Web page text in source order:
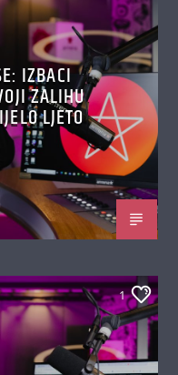
IZBACI
ZALIHU
LJETO
1